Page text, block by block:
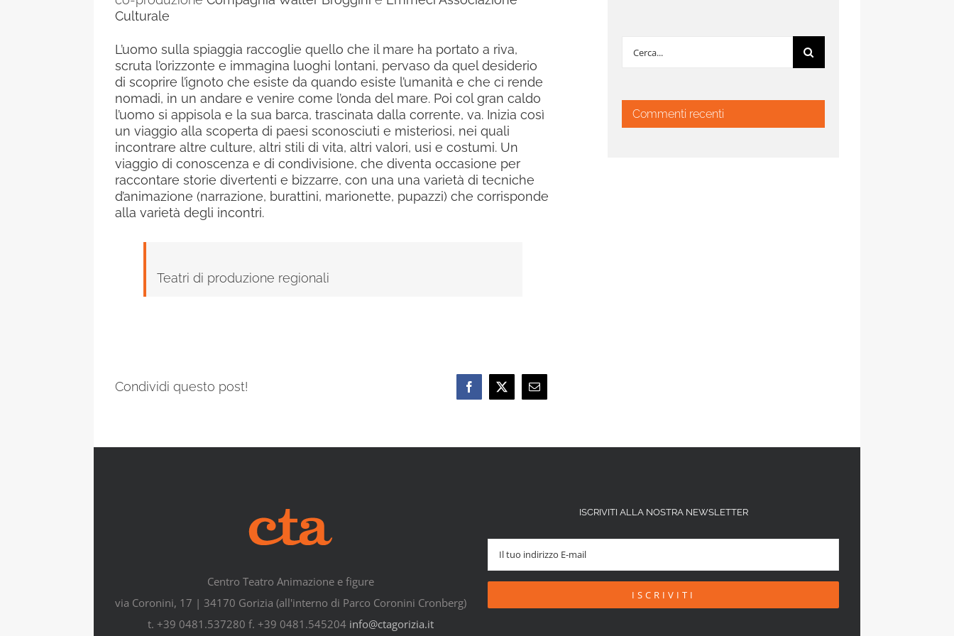
Culturale
L’uomo sulla spiaggia raccoglie quello che il mare ha portato a riva,
scruta l’orizzonte e immagina luoghi lontani, pervaso da quel desiderio
di scoprire l’ignoto che esiste da quando esiste l’umanità e che ci rende
nomadi, in un andare e venire come l’onda del mare. Poi col gran caldo
l’uomo si appisola e la sua barca, trascinata dalla corrente, va. Inizia così
un viaggio alla scoperta di paesi sconosciuti e misteriosi, nei quali
incontrare altre culture, altri stili di vita, altri valori, usi e costumi. Un
viaggio di conoscenza e di condivisione, che diventa occasione per
raccontare storie divertenti e bizzarre, con una una varietà di tecniche
d’animazione (narrazione, burattini, marionette, pupazzi) che corrisponde
alla varietà degli incontri.
Teatri di produzione regionali
Condividi questo post!
Cerca
Commenti recenti
Centro Teatro Animazione e figure
via Coronini, 17 | 34170 Gorizia (all'interno di Parco Coronini Cronberg)
t. +39 0481.537280 f. +39 0481.545204 info@ctagorizia.it
ISCRIVITI ALLA NOSTRA NEWSLETTER